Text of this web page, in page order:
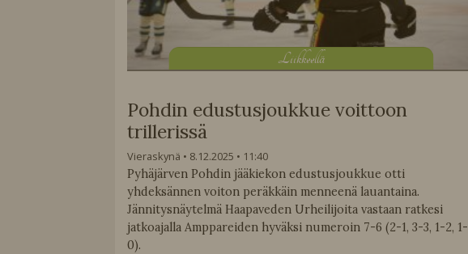
Liikkeellä
Pohdin edustusjoukkue voittoon
trillerissä
Vieraskynä 8.12.2025
11:40
Pyhäjärven Pohdin jääkiekon edustusjoukkue otti
yhdeksännen voiton peräkkäin menneenä lauantaina.
Jännitysnäytelmä Haapaveden Urheilijoita vastaan ratkesi
jatkoajalla Amppareiden hyväksi numeroin 7-6 (2-1, 3-3, 1-2, 1-
0).